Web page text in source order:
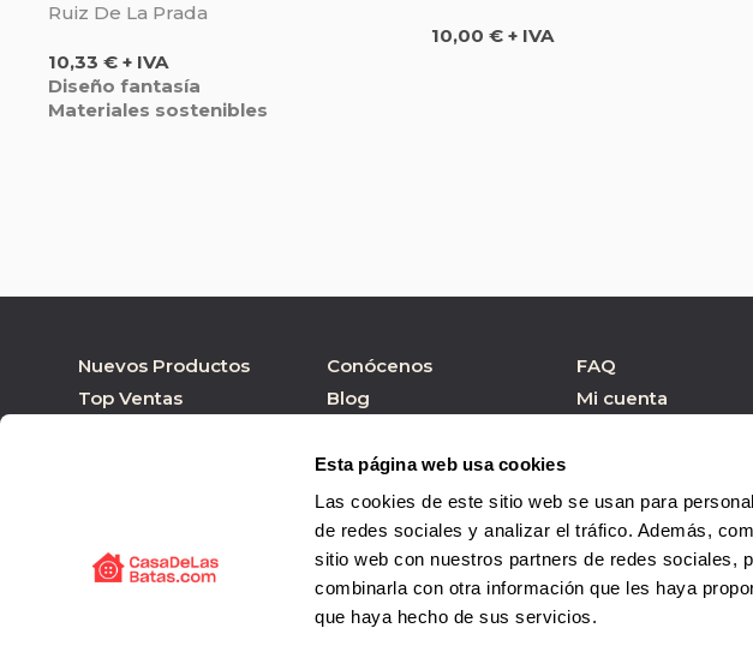
Esta página web usa cookies
Las cookies de este sitio web se usan para
de redes sociales y analizar el tráfico. Además,
sitio web con nuestros partners de redes sociales,
combinarla con otra información que les haya
que haya hecho de sus servicios.
Ruiz De La Prada
Precio
10,33 € + IVA
Diseño fantasía
Materiales sostenibles
Precio
10,00 € + IVA
Nuevos Productos
Top Ventas
Conócenos
Blog
Tienda física
FAQ
Mi cuenta